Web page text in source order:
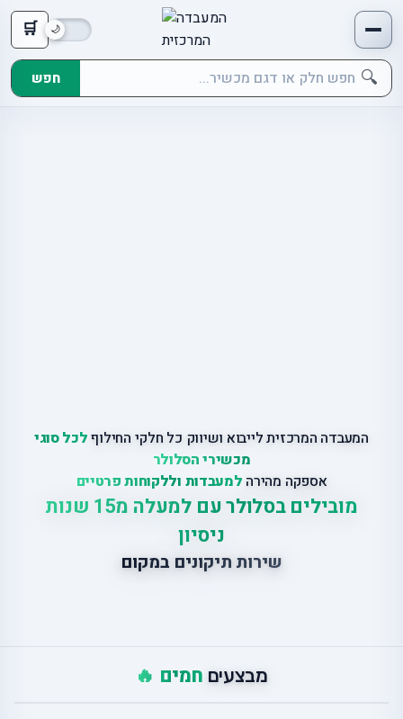
🛒
🔍 חפש
המעבדה המרכזית לייבוא ושיווק כל חלקי החילוףלכל סוגי
מכשירי הסלולר
אספקה מהירה למעבדות וללקוחות פרטיים
מובילים בסלולר עם למעלה מ15 שנות
ניסיון
שירות תיקונים במקום
מבצעים חמים 🔥